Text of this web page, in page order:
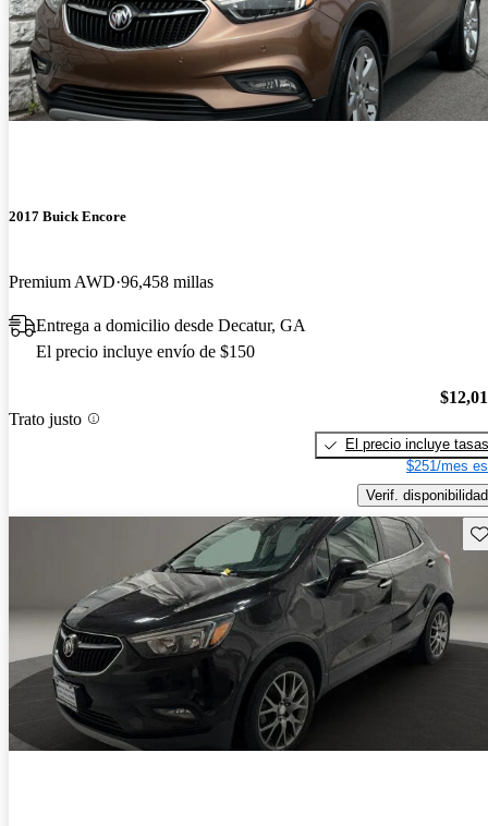
2017 Buick Encore
Premium AWD 96,458 millas
Entrega a domicilio desde Decatur, GA
El precio incluye envío de $150
Trato justo
El precio incluye tasas
$251/mes
Verif. disponibilidad